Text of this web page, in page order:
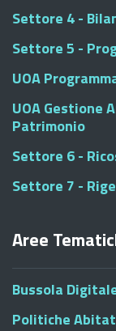
Settore 4 -
Settore 5 -
UOA
UOA Gestione
Patrimonio
Settore 6 -
Settore 7 -
Aree
Bussola
Politiche